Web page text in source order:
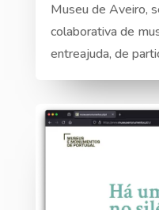
Museu de Aveiro,
colaborativa de
entreajuda, de